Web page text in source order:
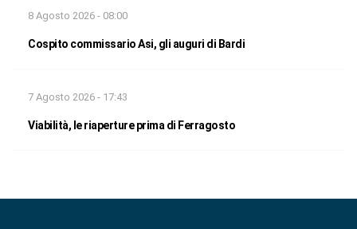
8 Agosto 2026 - 08:00
Cospito commissario Asi, gli auguri di Bardi
7 Agosto 2026 - 17:43
Viabilità, le riaperture prima di Ferragosto